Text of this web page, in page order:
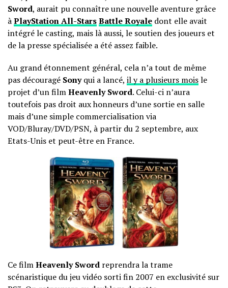
Sword, aurait pu connaître une nouvelle aventure grâce
àPlayStation All-StarsBattle Royale dont elle avait
intégré le casting, mais là aussi, le soutien des joueurs et
de la presse spécialisée a été assez faible.
Au grand étonnement général, cela n’a tout de même
pas découragé Sonyqui a lancé, il y a plusieurs moisle
projet d’un filmHeavenly Sword. Celui-ci n’aura
toutefois pas droit aux honneurs d’une sortie en salle
mais d’une simple commercialisation via
VOD/Bluray/DVD/PSN, à partir du 2 septembre, aux
Etats-Unis et peut-être en France.
Ce filmHeavenly Sword reprendra la trame
scénaristique du jeu vidéo sorti fin 2007 en exclusivité sur